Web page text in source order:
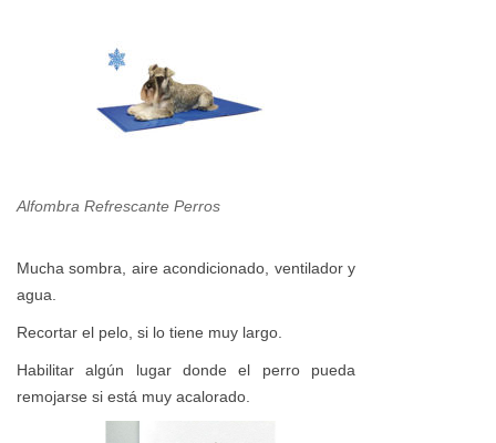
Alfombra Refrescante Perros
Mucha sombra, aire acondicionado, ventilador y
agua.
Recortar el pelo, si lo tiene muy largo.
Habilitar algún lugar donde el perro pueda
remojarse si está muy acalorado.